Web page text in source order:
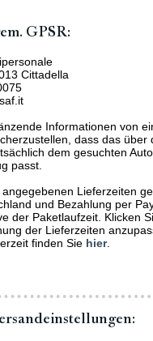
GPSR:
Cittadella
Informationen von
dass das über
dem gesuchten
passt.
Lieferzeiten
und Bezahlung per
der Paketlaufzeit. Klicken
der Lieferzeiten
finden Sie hier.